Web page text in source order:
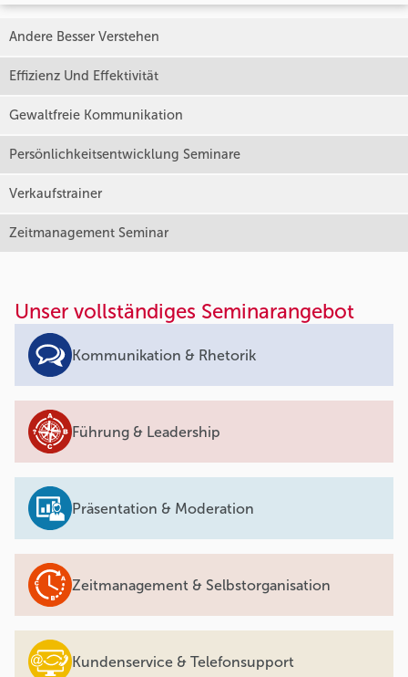
Andere Besser Verstehen
Effizienz Und Effektivität
Gewaltfreie Kommunikation
Persönlichkeitsentwicklung Seminare
Verkaufstrainer
Zeitmanagement Seminar
Unser vollständiges Seminarangebot
Kommunikation & Rhetorik
Führung & Leadership
Präsentation & Moderation
Zeitmanagement & Selbstorganisation
Kundenservice & Telefonsupport